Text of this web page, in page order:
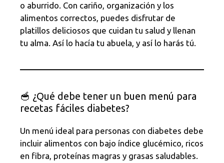
o aburrido. Con cariño, organización y los
alimentos correctos, puedes disfrutar de
platillos deliciosos que cuidan tu salud y llenan
tu alma. Así lo hacía tu abuela, y así lo harás tú.
🥣 ¿Qué debe tener un buen menú para
recetas fáciles diabetes?
Un menú ideal para personas con diabetes debe
incluir alimentos con bajo índice glucémico, ricos
en fibra, proteínas magras y grasas saludables.